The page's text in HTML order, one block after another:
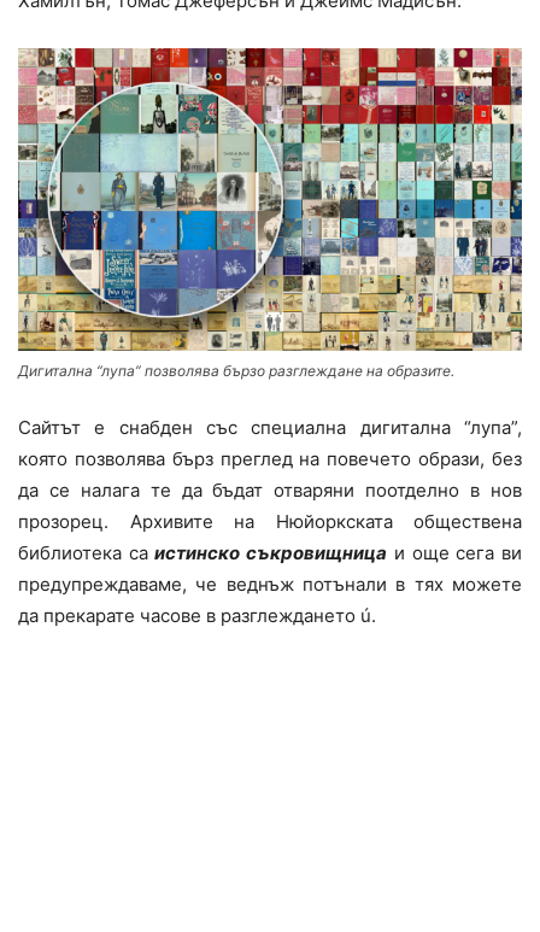
Дигитална “лупа” позволява бързо разглеждане на образите.
Сайтът е снабден със специална дигитална “лупа”,
която позволява бърз преглед на повечето образи, без
да се налага те да бъдат отваряни поотделно в нов
прозорец. Архивите на Нюйоркската обществена
библиотека саистинско съкровищница и още сега ви
предупреждаваме, че веднъж потънали в тях можете
да прекарате часове в разглеждането ú.